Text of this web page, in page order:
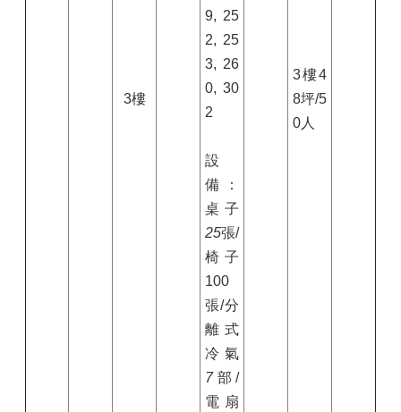
9, 25
2, 25
3, 26
0, 30
2
設
備：
桌子
25張/
椅子
100
張/分
離式
冷氣
7部/
電扇
3樓
3樓4
8坪/5
0 人